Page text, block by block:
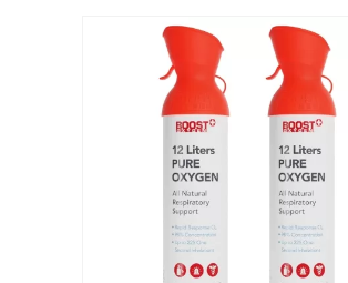
dólares. es:
182,30
dólares.